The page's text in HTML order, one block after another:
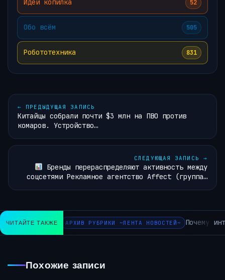
Идей копилка 52
Обо всём 505
Робототехника 831
← ПРЕДЫДУЩАЯ ЗАПИСЬ
Китайцы собрали почти $3 млн на ПВО против
комаров. Устройство…
СЛЕДУЮЩАЯ ЗАПИСЬ →
Бренды перераспределяют активность между
соцсетями Рекламное агентство Affect (группа…
ЧИТАЙТЕ ТАКЖЕ АРХИВ РУБРИКИ ~ЛЕНТА НОВОСТЕЙ~ Почему
Похожие записи